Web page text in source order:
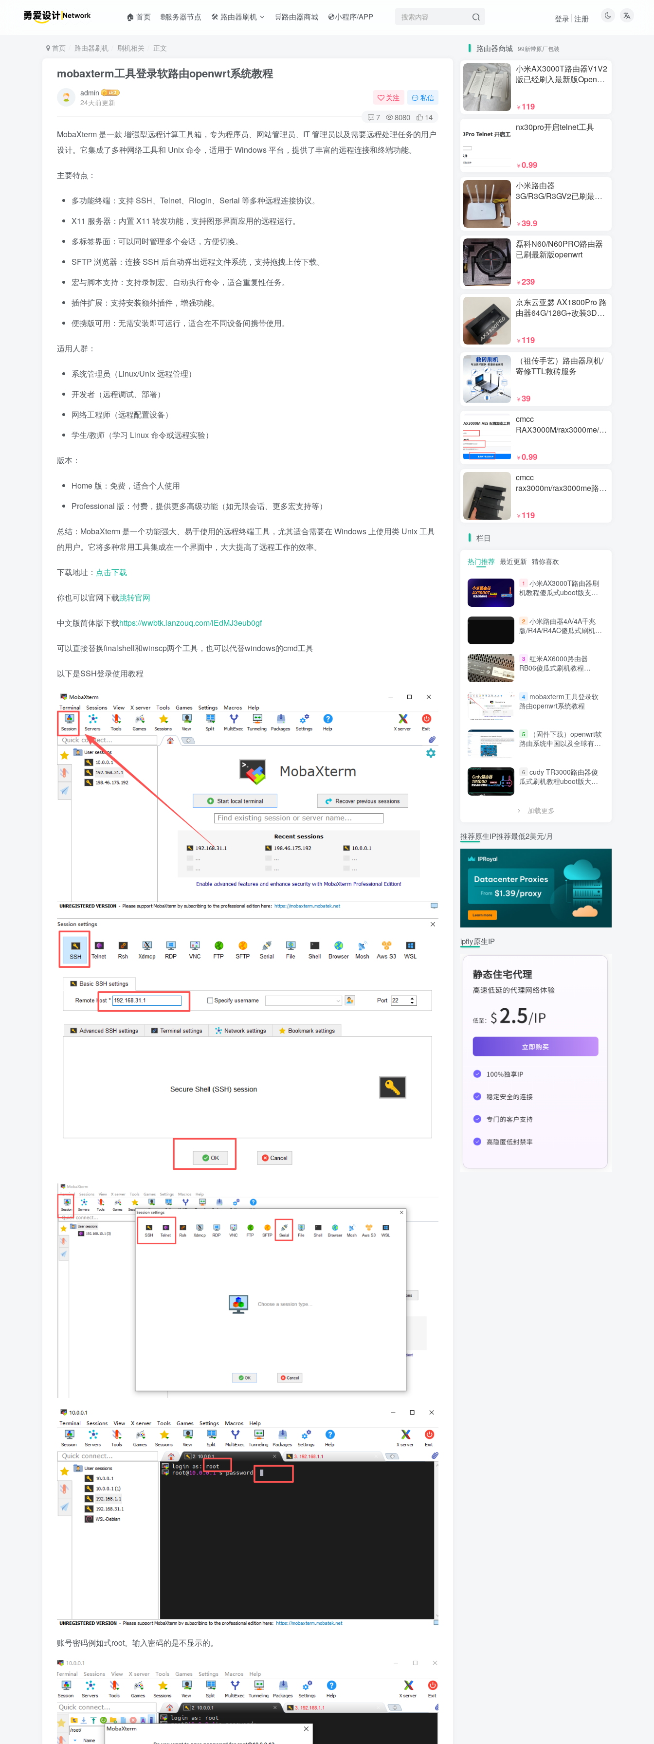
🏠 首页 🌐服务器节点 🛠️ 路由器刷机 🛒路由器商城 💿小程序/APP 登录 注册
首页 路由器刷机 刷机相关 正文
mobaxterm工具登录软路由openwrt系统教程
admin
24天前更新
关注 私信
7 8080 14
MobaXterm 是一款 增强型远程计算工具箱，专为程序员、网站管理员、IT 管理员以及需要远程处理任务的用户
设计。它集成了多种网络工具和 Unix 命令，适用于 Windows 平台，提供了丰富的远程连接和终端功能。
主要特点：
多功能终端：支持 SSH、Telnet、Rlogin、Serial 等多种远程连接协议。
X11 服务器：内置 X11 转发功能，支持图形界面应用的远程运行。
多标签界面：可以同时管理多个会话，方便切换。
SFTP 浏览器：连接 SSH 后自动弹出远程文件系统，支持拖拽上传下载。
宏与脚本支持：支持录制宏、自动执行命令，适合重复性任务。
插件扩展：支持安装额外插件，增强功能。
便携版可用：无需安装即可运行，适合在不同设备间携带使用。
适用人群：
系统管理员（Linux/Unix 远程管理）
开发者（远程调试、部署）
网络工程师（远程配置设备）
学生/教师（学习 Linux 命令或远程实验）
版本：
Home 版：免费，适合个人使用
Professional 版：付费，提供更多高级功能（如无限会话、更多宏支持等）
总结：MobaXterm 是一个功能强大、易于使用的远程终端工具，尤其适合需要在 Windows 上使用类 Unix 工具
的用户。它将多种常用工具集成在一个界面中，大大提高了远程工作的效率。
下载地址： 点击下载
你也可以官网下载跳转官网
中文版简体版下载https://wwbtk.lanzouq.com/iEdMJ3eub0gf
可以直接替换finalshell和winscp两个工具，也可以代替windows的cmd工具
以下是SSH登录使用教程
账号密码例如式root。输入密码的是不显示的。
路由器商城 99新带原厂包装
小米AX3000T路由器V1V2
版已经刷入最新版Openwrt
￥ 119
nx30pro开启telnet工具
￥0.99
小米路由器
3G/R3G/R3GV2已刷最新
￥39.9
磊科N60/N60PRO路由器
已刷最新版openwrt
￥239
京东云亚瑟 AX1800Pro 路
由器64G/128G+改装3D打
￥ 119
（祖传手艺）路由器刷机/
寄修TTL救砖服务
￥39
cmcc
RAX3000M/rax3000me/xr30-
￥0.99
cmcc
rax3000m/rax3000me路由
￥ 119
栏目
热门推荐 最近更新 猜你喜欢
1
小米AX3000T路由器刷
机教程傻瓜式uboot版支持
2 小米路由器4A/4A千兆
版/R4A/R4AC傻瓜式刷机教
3 红米AX6000路由器
RB06傻瓜式刷机教程
4
mobaxterm工具登录软
路由openwrt系统教程
5
（固件下载）openwrt软
路由系统中国以及全球有哪
6 cudy TR3000路由器傻
瓜式刷机教程uboot版大分
加载更多
推荐原生IP推荐最低2美元/月
ipfly原生IP